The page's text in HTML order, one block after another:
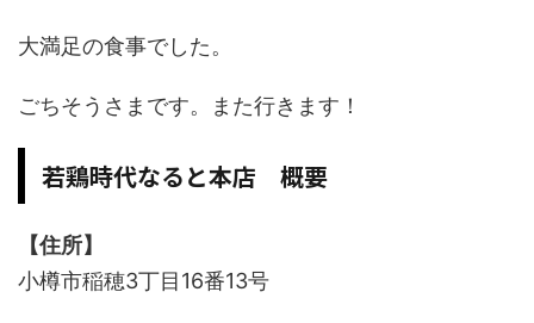
大満足の食事でした。
ごちそうさまです。また行きます！
若鶏時代なると本店 概要
【住所】
小樽市稲穂3丁目16番13号